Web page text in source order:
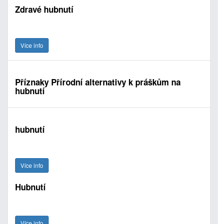
Zdravé hubnutí
Více info
Příznaky Přírodní alternativy k práškům na
hubnutí
hubnutí
Více info
Hubnutí